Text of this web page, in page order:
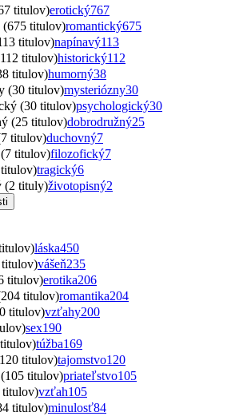
titulov)erotický767
(675 titulov)romantický675
titulov)napínavý113
titulov)historický112
titulov)humorný38
(30 titulov)mysteriózny30
(30 titulov)psychologický30
(25 titulov)dobrodružný25
titulov)duchovný7
titulov)filozofický7
tragický6
(2 tituly)životopisný2
láska450
titulov)vášeň235
titulov)erotika206
titulov)romantika204
titulov)vzťahy200
sex190
túžba169
titulov)tajomstvo120
titulov)priateľstvo105
titulov)vzťah105
titulov)minulosť84